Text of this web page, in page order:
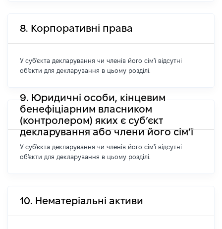
8. Корпоративні права
У суб'єкта декларування чи членів його сім'ї відсутні
об'єкти для декларування в цьому розділі.
9. Юридичні особи, кінцевим
бенефіціарним власником
(контролером) яких є суб’єкт
декларування або члени його сім’ї
У суб'єкта декларування чи членів його сім'ї відсутні
об'єкти для декларування в цьому розділі.
10. Нематеріальні активи